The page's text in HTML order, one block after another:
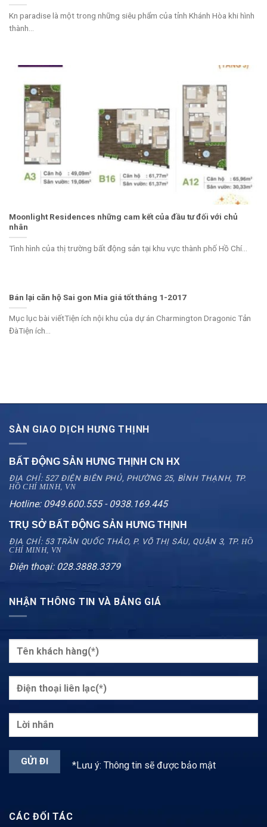
Kn paradise là một trong những siêu phẩm của tỉnh Khánh Hòa khi hình
thành...
Moonlight Residences những cam kết của đầu tư đối với chủ
nhân
Tình hình của thị trường bất động sản tại khu vực thành phố Hồ Chí...
Bán lại căn hộ Sai gon Mia giá tốt tháng 1-2017
Mục lục bài viếtTiện ích nội khu của dự án Charmington Dragonic Tản
ĐàTiện ích...
SÀN GIAO DỊCH HƯNG THỊNH
BẤT ĐỘNG SẢN HƯNG THỊNH CN HX
ĐỊA CHỈ: 527 ĐIỆN BIÊN PHỦ, PHƯỜNG 25, BÌNH THẠNH, TP.
HỒ CHÍ MINH, VN
Hotline: 0949.600.555 - 0938.169.445
TRỤ SỞ BẤT ĐỘNG SẢN HƯNG THỊNH
ĐỊA CHỈ: 53 TRẦN QUỐC THẢO, P. VÕ THỊ SÁU, QUẬN 3, TP. HỒ
CHÍ MINH, VN
Điện thoại: 028.3888.3379
NHẬN THÔNG TIN VÀ BẢNG GIÁ
*Lưu ý: Thông tin sẽ được bảo mật
CÁC ĐỐI TÁC